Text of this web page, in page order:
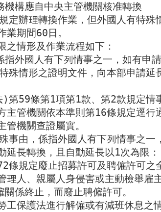
構應自中央主管機關核准轉換
定辦理轉換作業，但外國人有特
業期間60日。
情形及作業流程如下：
外國人有下列情事之一，如有申
殊情形之證明文件，向本部申請延
第59條第1項第1款、第2款規定情
主管機關依本準則第16條規定逕行
機關查證屬實。
事由，係指外國人有下列情事之一
長轉換，且自動延長以1次為限：
條規定廢止招募許可及聘僱許可之
理人、親屬人身侵害或主動檢舉
係終止，而廢止聘僱許可。
工保護法進行解僱或有減班休息之